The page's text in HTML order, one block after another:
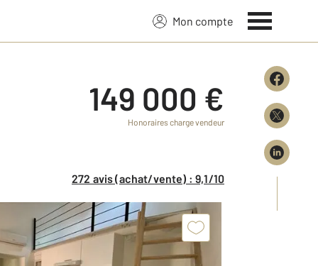
Mon compte
149 000 €
Honoraires charge vendeur
272 avis (achat/vente) : 9,1/10